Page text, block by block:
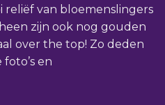
reliëf van bloemenslingers
zijn ook nog gouden
over the top! Zo deden
en